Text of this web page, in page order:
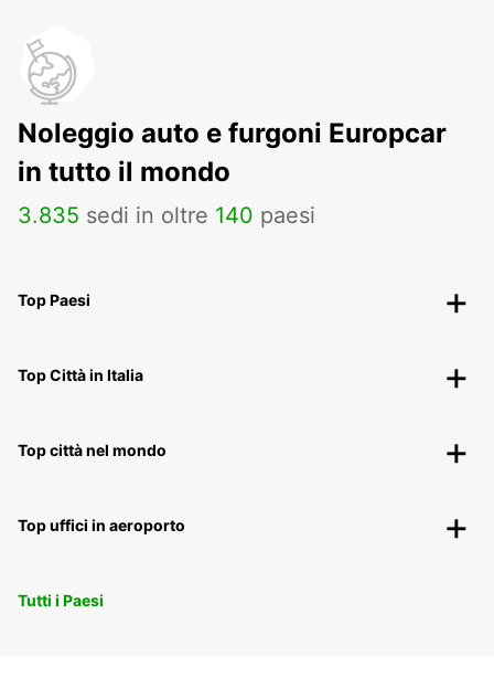
Noleggio auto e furgoni Europcar
in tutto il mondo
3.835 sedi in oltre 140 paesi
Top Paesi
Top Città in Italia
Top città nel mondo
Top uffici in aeroporto
Tutti i Paesi